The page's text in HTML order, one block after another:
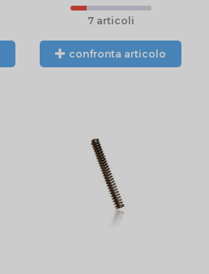
7 articoli
confronta articolo